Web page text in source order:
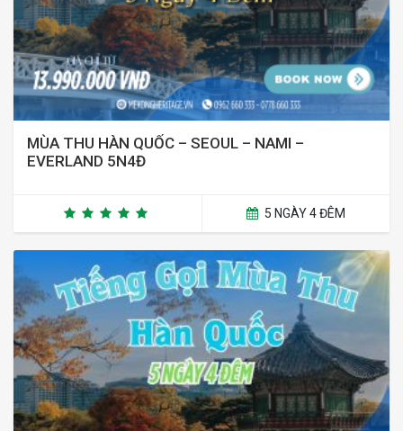
MÙA THU HÀN QUỐC – SEOUL – NAMI –
EVERLAND 5N4Đ
5 NGÀY 4 ĐÊM